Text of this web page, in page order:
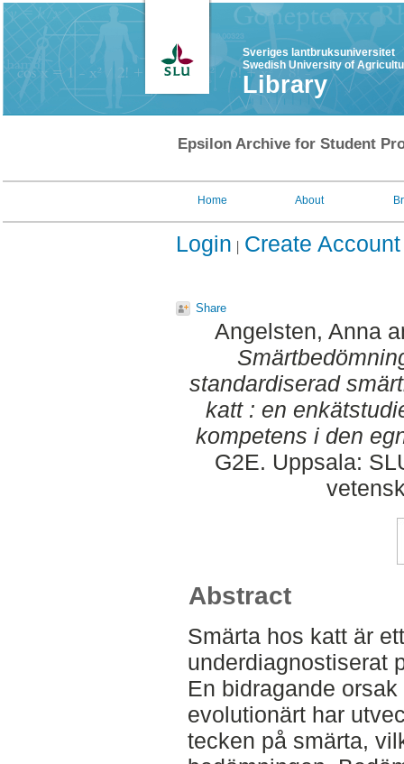
Sveriges lantbruksuniversitet
Swedish University of
Library
Epsilon Archive for Student
Home About
Login Create Account
Share
Angelsten, Anna
standardiserad
katt : en
kompetens i den
G2E. Uppsala:
Abstract
Smärta hos katt är
underdiagnostiserat
En bidragande
evolutionärt har
tecken på smärta,